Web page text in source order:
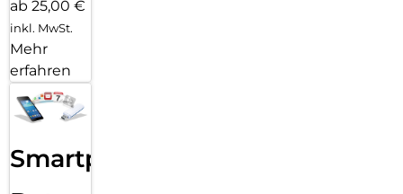
ab 25,00 €
inkl. MwSt.
Mehr
erfahren
Smartphone